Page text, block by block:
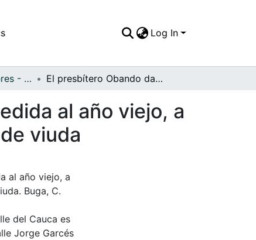
Log In
APFFVC - Costumbres - Patrimonial El presbítero Obando dando la bendición de despedida al año viejo, a su lado el señor jorge Luís Hernández disfrazado de viuda
al año viejo, a
viuda
al año viejo, a
Buga, C.
del Cauca es
Jorge Garcés